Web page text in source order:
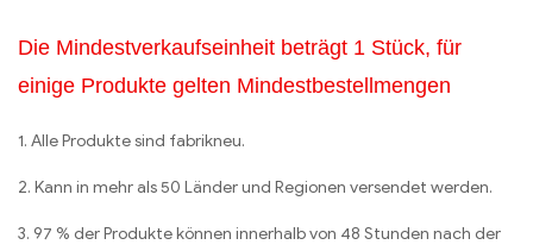
Die Mindestverkaufseinheit beträgt 1 Stück, für
einige Produkte gelten Mindestbestellmengen
1. Alle Produkte sind fabrikneu.
2. Kann in mehr als 50 Länder und Regionen versendet werden.
3. 97 % der Produkte können innerhalb von 48 Stunden nach der